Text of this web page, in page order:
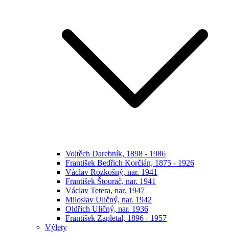
Vojtěch Darebník, 1898 - 1986
František Bedřich Korčián, 1875 - 1926
Václav Rozkošný, nar. 1941
František Štourač, nar. 1941
Václav Tetera, nar. 1947
Miloslav Uličný, nar. 1942
Oldřich Uličný, nar. 1936
František Zapletal, 1896 - 1957
Výlety